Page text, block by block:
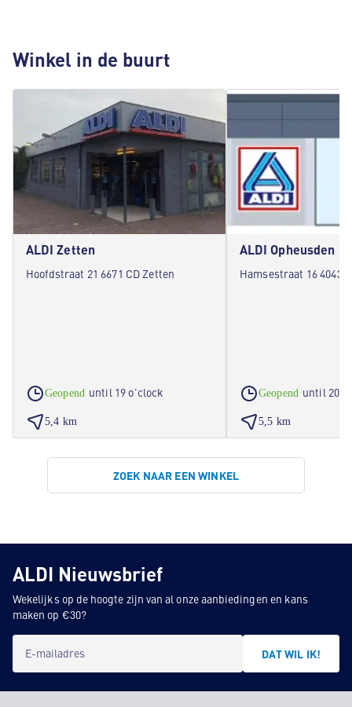
Winkel in de buurt
ALDI Zetten
Hoofdstraat 21 6671 CD Zetten
Geopend until 19 o'clock
5,4 km
ALDI Opheusden
Hamsestraat 16 4043
Geopend until 20
5,5 km
ZOEK NAAR EEN WINKEL
ALDI Nieuwsbrief
Wekelijks op de hoogte zijn van al onze aanbiedingen en kans
maken op €30?
E-mailadres DAT WIL IK!